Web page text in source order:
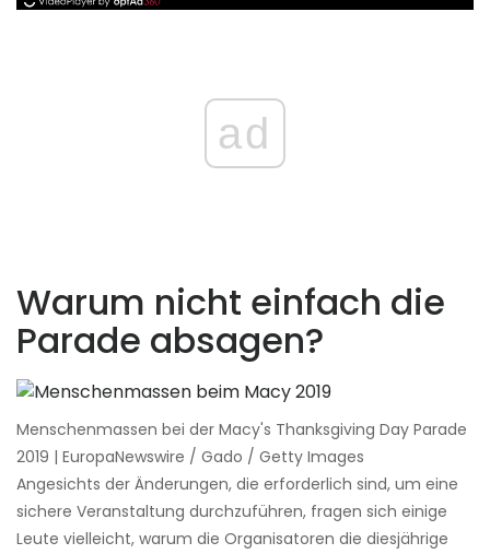
ad
Warum nicht einfach die
Parade absagen?
Menschenmassen bei der Macy's Thanksgiving Day Parade
2019 | EuropaNewswire / Gado / Getty Images
Angesichts der Änderungen, die erforderlich sind, um eine
sichere Veranstaltung durchzuführen, fragen sich einige
Leute vielleicht, warum die Organisatoren die diesjährige